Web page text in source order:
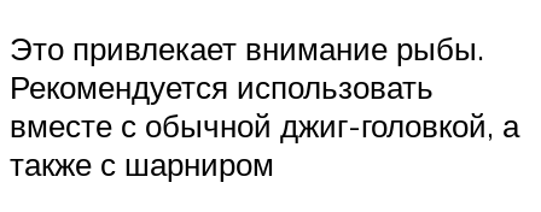
Это привлекает внимание рыбы.
Рекомендуется использовать
вместе с обычной джиг-головкой, а
также с шарниром